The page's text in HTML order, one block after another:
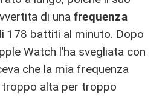
di una frequenza
178 battiti al minuto. Dopo
Watch l’ha svegliata con
che la mia frequenza
alta per troppo